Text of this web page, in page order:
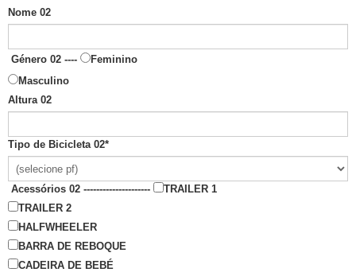
Nome 02
Género 02 ----
Feminino
Masculino
Altura 02
Tipo de Bicicleta 02*
Acessórios 02 ---------------------
TRAILER 1
TRAILER 2
HALFWHEELER
BARRA DE REBOQUE
CADEIRA DE BEBÉ